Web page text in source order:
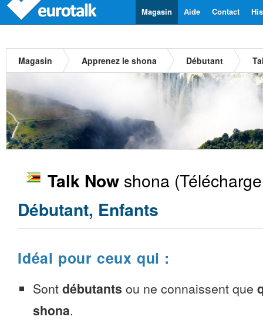
Contact
Aide
Magasin
Magasin Apprenez le shona Débutant
Talk Now shona
Débutant, Enfants
Idéal pour ceux qui :
Sont débutants ou ne connaissent que
shona.